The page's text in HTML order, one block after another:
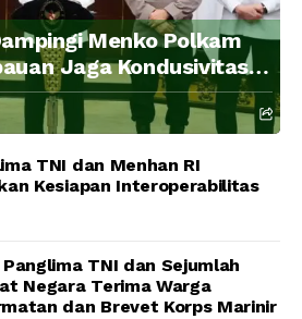
Menko Polkam
Jaga Kondusivitas
TNI dan Menhan RI
Kesiapan Interoperabilitas
TNI dan Sejumlah
Negara Terima Warga
dan Brevet Korps Marinir